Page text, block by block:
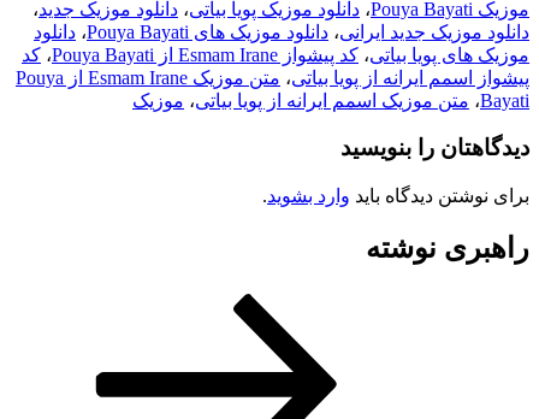
موزیک Pouya Bayati
، دانلود موزیک پویا بیاتی، دانلود موزیک جدید،
دانلود موزیک جدید ایرانی، دانلود موزیک های Pouya Bayati ، دانلود
موزیک های پویا بیاتی، کد پیشواز Esmam Irane از Pouya Bayati ، کد
پیشواز اسمم ایرانه از پویا بیاتی،
متن موزیک Esmam Irane از Pouya
Bayati، متن موزیک اسمم ایرانه از پویا بیاتی، موزیک
دیدگاهتان را بنویسید
برای نوشتن دیدگاه باید وارد بشوید.
راهبری نوشته